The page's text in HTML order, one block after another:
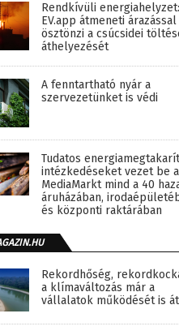
Rendkívüli
EV.app átmeneti árazással
ösztönzi a csúcsidei
áthelyezését
A fenntartható nyár a
szervezetünket is védi
Tudatos
intézkedéseket vezet be a
MediaMarkt mind a 40
áruházában,
és központi raktárában
Rekordhőség,
a klímaváltozás már a
vállalatok működését is